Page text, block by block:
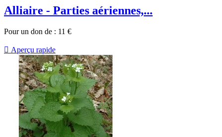
Alliaire - Parties aériennes,...
Pour un don de : 11 €
 Aperçu rapide